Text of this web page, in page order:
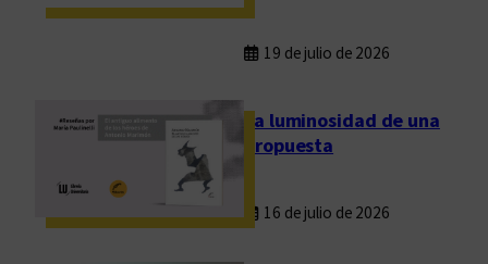
19 de julio de 2026
La luminosidad de una
propuesta
16 de julio de 2026